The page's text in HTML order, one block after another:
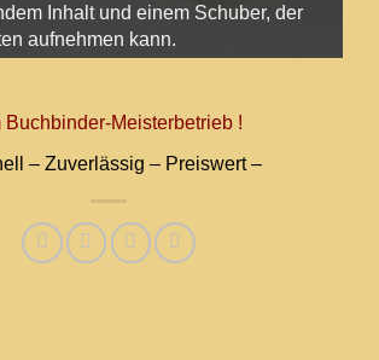
Inhalt und einem Schuber, der
aufnehmen kann.
Meisterbetrieb !
– Zuverlässig – Preiswert –